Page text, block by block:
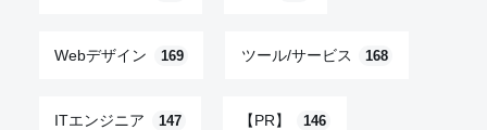
Webデザイン 169 ツール/サービス 168
ITエンジニア 147 【PR】 146